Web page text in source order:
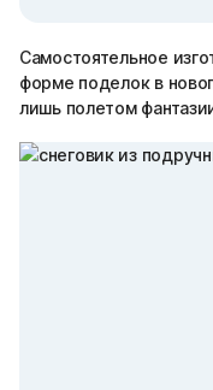
Самостоятельное
форме поделок в
лишь полетом